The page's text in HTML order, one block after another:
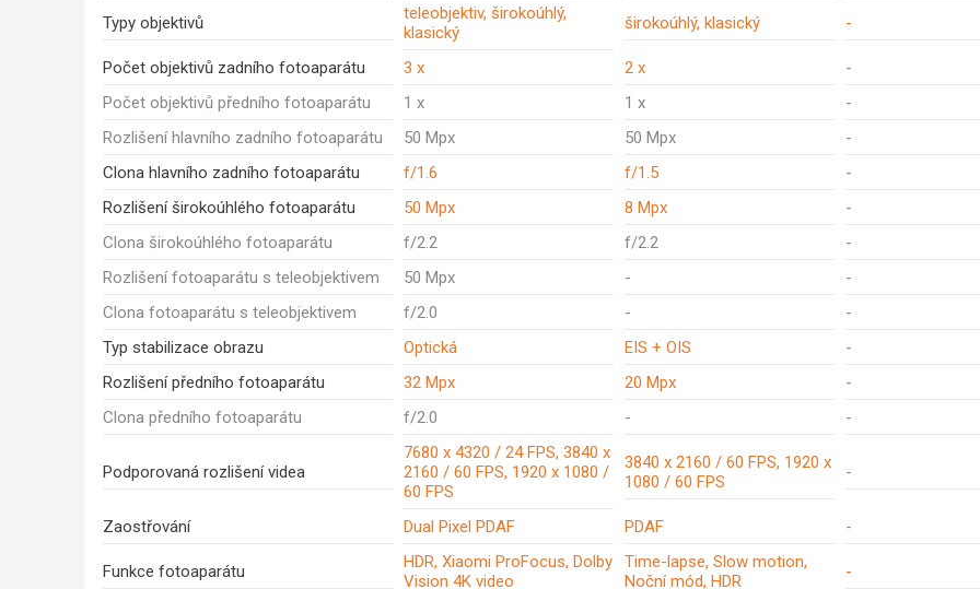
Typy objektivů
teleobjektiv, širokoúhlý,
klasický
širokoúhlý, klasický -
Počet objektivů zadního fotoaparátu 3 x 2 x
-
Počet objektivů předního fotoaparátu
1 x 1 x
-
Rozlišení hlavního zadního fotoaparátu
50 Mpx 50 Mpx
-
Clona hlavního zadního fotoaparátu
f/1.6 f/1.5
-
Rozlišení širokoúhlého fotoaparátu
50 Mpx 8 Mpx
-
Clona širokoúhlého fotoaparátu
f/2.2 f/2.2
-
Rozlišení fotoaparátu s teleobjektivem
50 Mpx -
-
Clona fotoaparátu s teleobjektivem
f/2.0 -
-
Typ stabilizace obrazu
Optická EIS + OIS
-
Rozlišení předního fotoaparátu
32 Mpx 20 Mpx
-
Clona předního fotoaparátu
f/2.0 - -
Podporovaná rozlišení videa
7680 x 4320 / 24 FPS, 3840 x
2160 / 60 FPS, 1920 x 1080 /
60 FPS
3840 x 2160 / 60 FPS, 1920 x
1080 / 60 FPS
-
Zaostřování Dual Pixel PDAF PDAF -
Funkce fotoaparátu
HDR, Xiaomi ProFocus, Dolby
Vision 4K video
Time-lapse, Slow motion,
Noční mód, HDR
-